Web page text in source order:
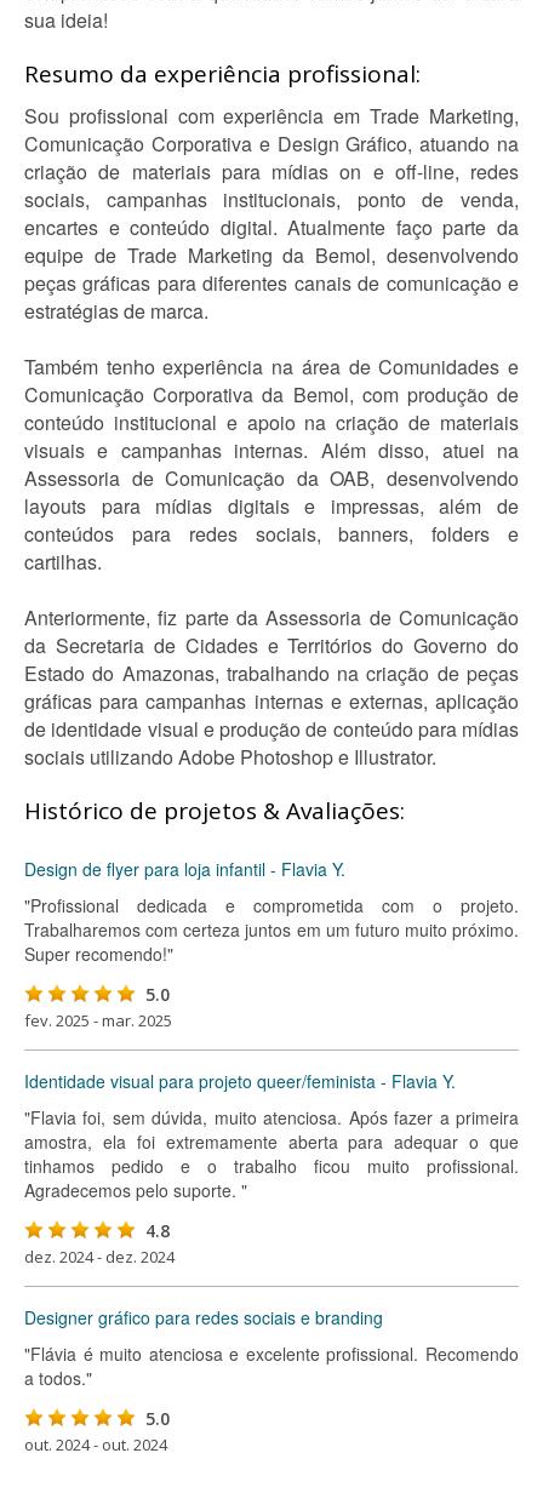
sua ideia!
Resumo da experiência profissional:
Sou profissional com experiência em Trade Marketing,
Comunicação Corporativa e Design Gráfico, atuando na
criação de materiais para mídias on e off-line, redes
sociais, campanhas institucionais, ponto de venda,
encartes e conteúdo digital. Atualmente faço parte da
equipe de Trade Marketing da Bemol, desenvolvendo
peças gráficas para diferentes canais de comunicação e
estratégias de marca.
Também tenho experiência na área de Comunidades e
Comunicação Corporativa da Bemol, com produção de
conteúdo institucional e apoio na criação de materiais
visuais e campanhas internas. Além disso, atuei na
Assessoria de Comunicação da OAB, desenvolvendo
layouts para mídias digitais e impressas, além de
conteúdos para redes sociais, banners, folders e
cartilhas.
Anteriormente, fiz parte da Assessoria de Comunicação
da Secretaria de Cidades e Territórios do Governo do
Estado do Amazonas, trabalhando na criação de peças
gráficas para campanhas internas e externas, aplicação
de identidade visual e produção de conteúdo para mídias
sociais utilizando Adobe Photoshop e Illustrator.
Histórico de projetos & Avaliações:
Design de flyer para loja infantil - Flavia Y.
"Profissional dedicada e comprometida com o projeto.
Trabalharemos com certeza juntos em um futuro muito próximo.
Super recomendo!"
5.0
fev. 2025 - mar. 2025
Identidade visual para projeto queer/feminista - Flavia Y.
"Flavia foi, sem dúvida, muito atenciosa. Após fazer a primeira
amostra, ela foi extremamente aberta para adequar o que
tinhamos pedido e o trabalho ficou muito profissional.
Agradecemos pelo suporte. "
4.8
dez. 2024 - dez. 2024
Designer gráfico para redes sociais e branding
"Flávia é muito atenciosa e excelente profissional. Recomendo
a todos."
5.0
out. 2024 - out. 2024